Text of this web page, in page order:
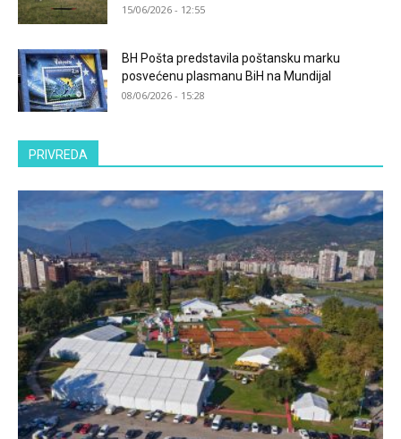
15/06/2026 - 12:55
BH Pošta predstavila poštansku marku
posvećenu plasmanu BiH na Mundijal
08/06/2026 - 15:28
PRIVREDA